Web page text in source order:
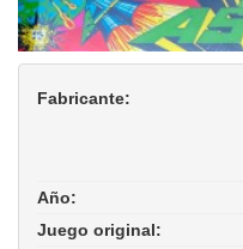
Fabricante:
Año:
Juego original: